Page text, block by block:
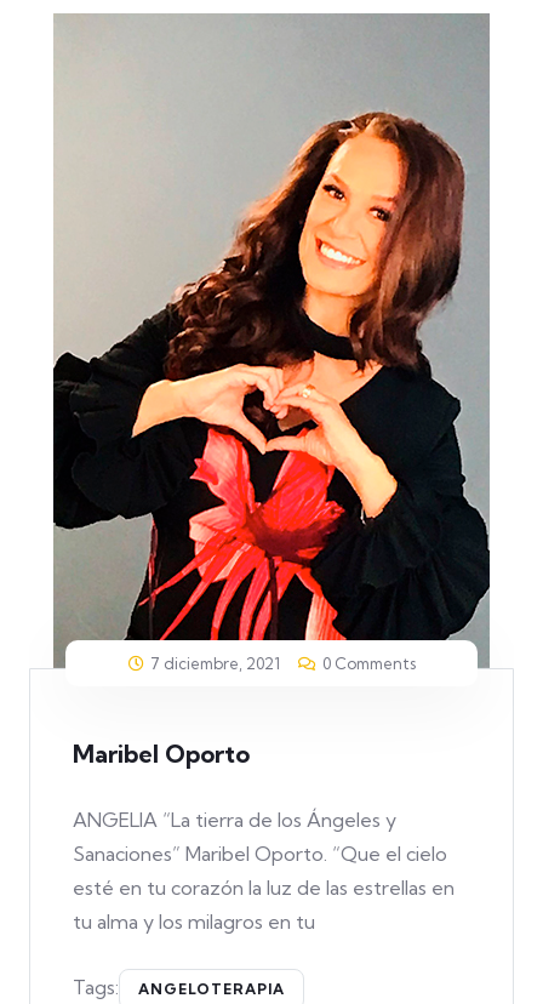
7 diciembre, 2021 0 Comments
Maribel Oporto
ANGELIA “La tierra de los Ángeles y
Sanaciones” Maribel Oporto. “Que el cielo
esté en tu corazón la luz de las estrellas en
tu alma y los milagros en tu
Tags: ANGELOTERAPIA